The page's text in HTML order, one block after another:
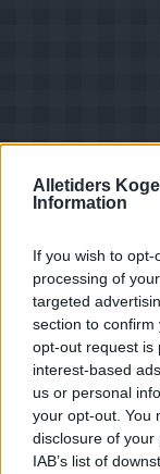
Alletiders
Information
If you wish to
processing of
targeted
section to
opt-out request is
interest-based
us or personal
your opt-out. You
disclosure of
IAB’s list of
Indsendt
Indsendt :
Redigeret: